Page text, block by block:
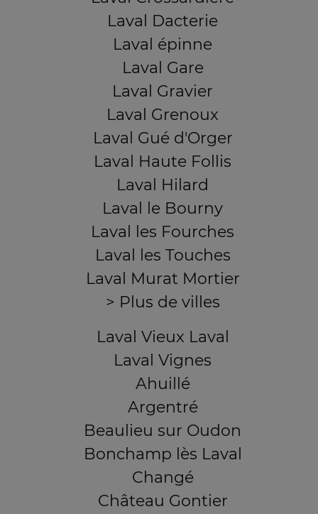
Laval Dacterie
Laval épinne
Laval Gare
Laval Gravier
Laval Grenoux
Laval Gué d'Orger
Laval Haute Follis
Laval Hilard
Laval le Bourny
Laval les Fourches
Laval les Touches
Laval Murat Mortier
> Plus de villes
Laval Vieux Laval
Laval Vignes
Ahuillé
Argentré
Beaulieu sur Oudon
Bonchamp lès Laval
Changé
Château Gontier